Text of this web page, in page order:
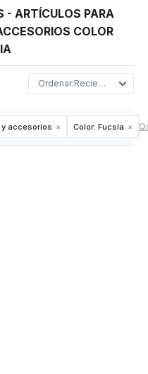
- ARTÍCULOS PARA
COLOR
Recientes
accesorios Color: Fucsia